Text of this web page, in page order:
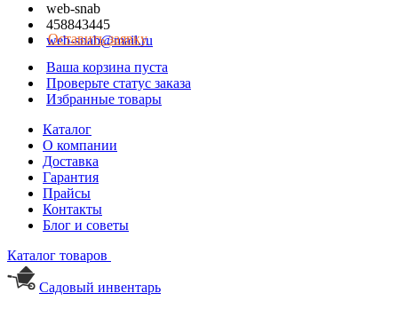
web-snab
458843445
web-snab@mail.ru
Оставить заявку
Ваша корзина пуста
Проверьте статус заказа
Избранные товары
Каталог
О компании
Доставка
Гарантия
Прайсы
Контакты
Блог и советы
Каталог товаров
Садовый инвентарь